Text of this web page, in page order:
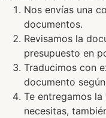
Nos envías una
documentos.
Revisamos la
presupuesto en
Traducimos con
documento
Te entregamos
necesitas,